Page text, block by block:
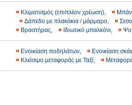
Κλιματισμός (επιπλέον χρέωση),
Δάπεδο με πλακάκια / μάρμαρο,
Βραστήρας,
Ιδιωτικό μπαλκόνι,
Ενοικίαση ποδηλάτων, Ενοικίαση
Κλείσιμο μεταφοράς με Ταξί,